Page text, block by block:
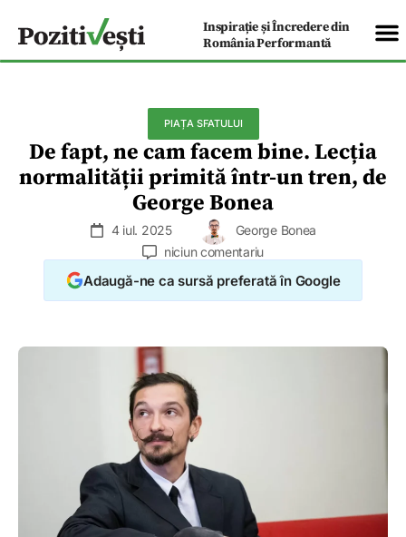
Inspirație și Încredere din
România Performantă
PIAȚA SFATULUI
De fapt, ne cam facem bine. Lecția
normalității primită într-un tren, de
George Bonea
4 iul. 2025
George Bonea
niciun comentariu
Adaugă-ne ca sursă preferată în Google